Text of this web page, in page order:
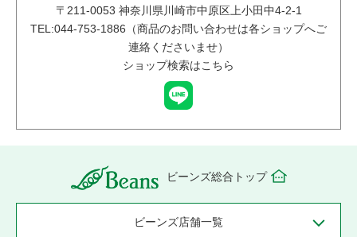
〒 211-0053 神奈川県川崎市中原区上小田中4-2-1
TEL:044-753-1886（商品のお問い合わせは各ショップへご
連絡くださいませ）
ショップ検索はこちら
ビーンズ総合トップ
ビーンズ店舗一覧